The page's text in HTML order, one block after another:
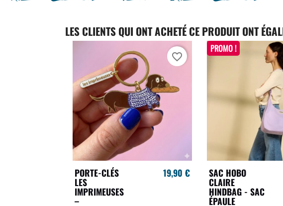
LES CLIENTS QUI ONT ACHETÉ CE PRODUIT ONT
PORTE-CLÉS
LES
IMPRIMEUSES
–
19,90 €
favorite_border
SAC HOBO
CLAIRE
HINDBAG - SAC
ÉPAULE
PROMO !